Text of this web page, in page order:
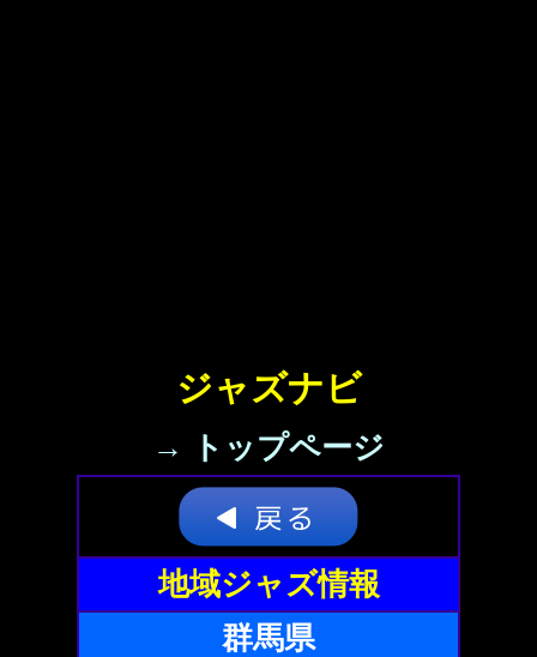
ジャズナビ
→ トップページ
地域ジャズ情報
群馬県